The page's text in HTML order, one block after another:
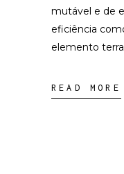
mutável e de
eficiência
elemento
READ MORE